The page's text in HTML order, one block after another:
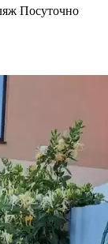
Посуточно